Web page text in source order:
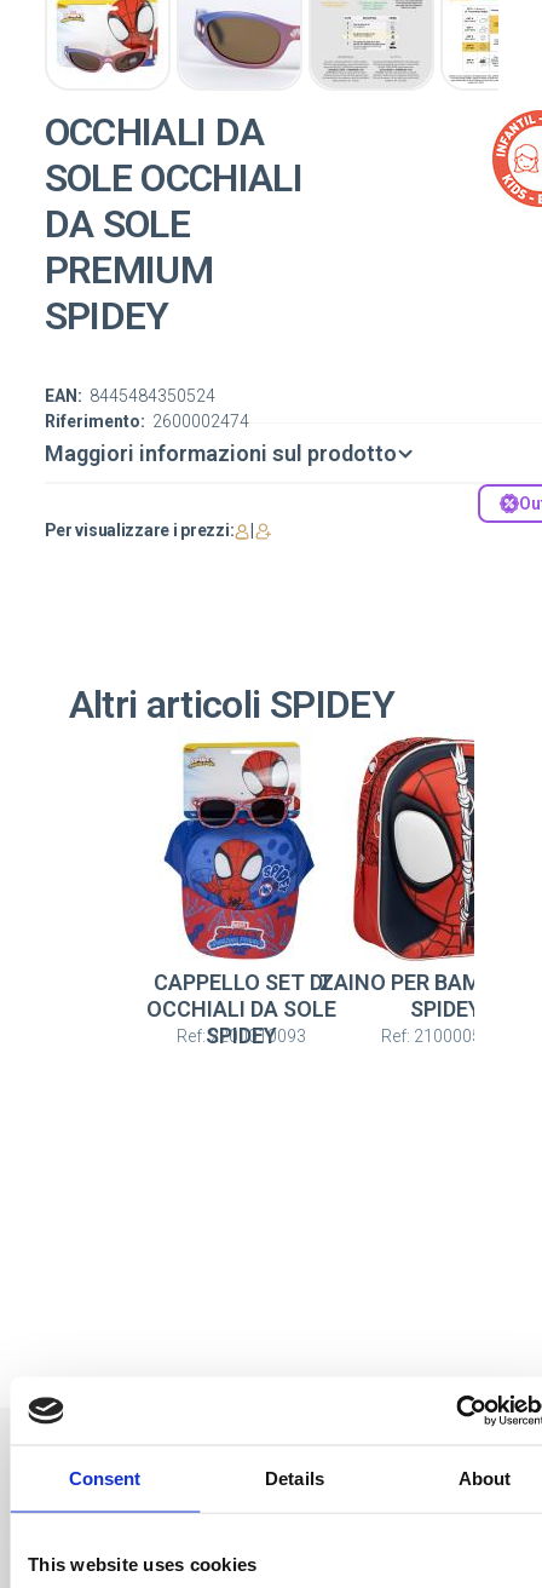
Consent Details About
This website uses cookies
OCCHIALI DA
SOLE OCCHIALI
DA SOLE
PREMIUM
SPIDEY
Riferimento: 2600002474
EAN: 8445484350524
Maggiori informazioni sul prodotto
Per visualizzare i prezzi:
Altri articoli SPIDEY
CAPPELLO SET DI
OCCHIALI DA SOLE
SPIDEY
Ref: 2200010093
ZAINO PER BAMBINI
SPIDEY
Ref: 2100005866
Sii il primo a